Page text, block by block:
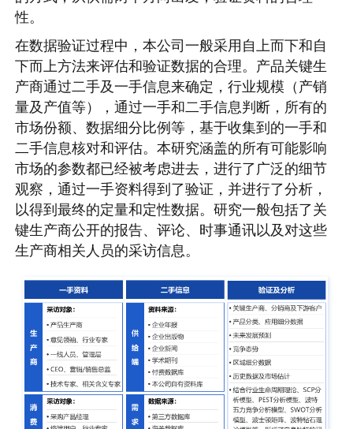
性。
在数据验证过程中，本公司一般采用自上而下和自
下而上方法来评估和验证数据的合理。产品关键生
产商通过二手及一手信息来确定，行业规模（产销
量及产值等），通过一手和二手信息判断，所有的
市场份额、数据细分比例等，基于收集到的一手和
二手信息核对和评估。本研究涵盖的所有可能影响
市场的参数都已经被考虑进去，进行了广泛的细节
观察，通过一手资料得到了验证，并进行了分析，
以得到最终的定量和定性数据。研究一般包括了关
键生产商公开的报告、评论、时事通讯以及对这些
生产商相关人员的采访信息。